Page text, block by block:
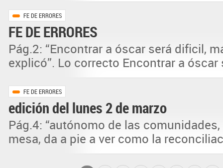
FE DE ERRORES
FE DE ERRORES
Pág.2: “Encontrar a óscar será dificil,
explicó”. Lo correcto Encontrar a óscar
FE DE ERRORES
edición del lunes 2 de marzo
Pág.4: “autónomo de las
mesa, da a pie a ver como la